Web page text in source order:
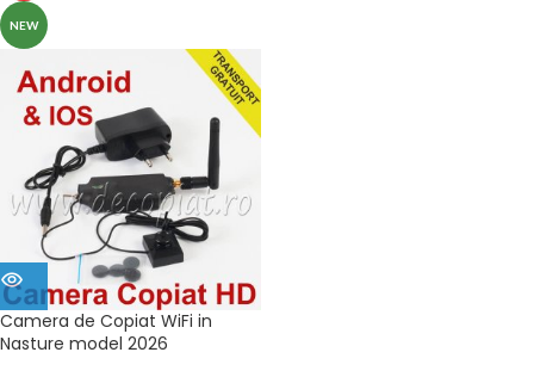
NEW
Camera de Copiat WiFi in
Nasture model 2026